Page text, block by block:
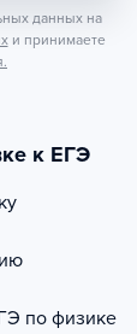
данных на
и принимаете
к ЕГЭ
по физике